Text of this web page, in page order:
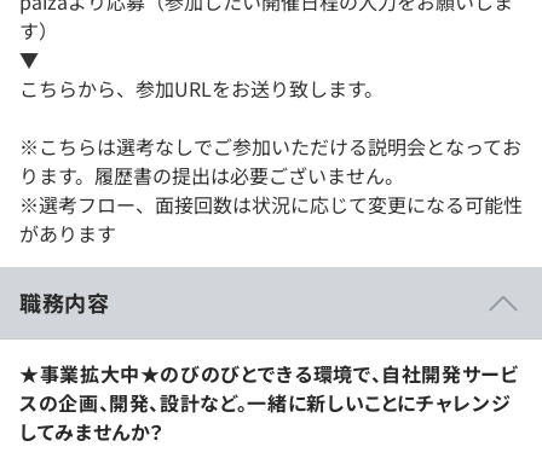
す）
▼
こちらから、参加URLをお送り致します。
※こちらは選考なしでご参加いただける説明会となってお
ります。履歴書の提出は必要ございません。
※選考フロー、面接回数は状況に応じて変更になる可能性
があります
職務内容
★事業拡大中★のびのびとできる環境で、自社開発サービ
スの企画、開発、設計など。一緒に新しいことにチャレンジ
してみませんか？